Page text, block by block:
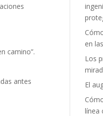
camino”.
antes
en
Los
El
línea